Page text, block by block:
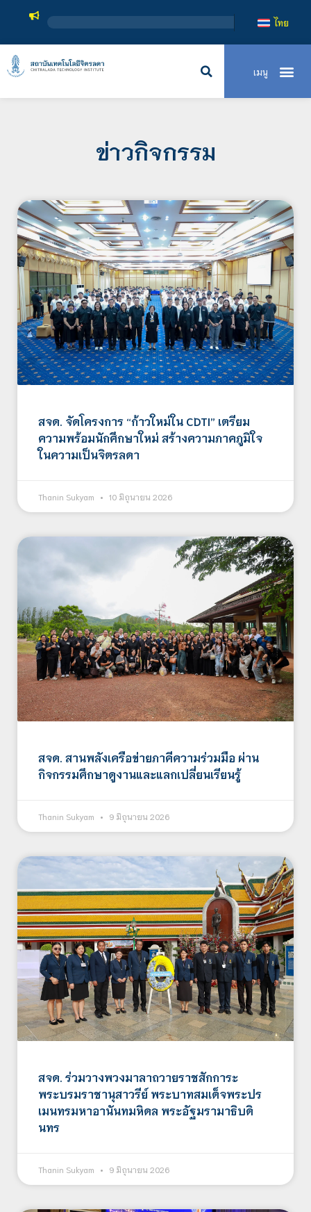
สถาบันเทคโนโ
ไทย
ข่าวกิจกรรม
สจด. จัดโครงการ “ก้าวใหม่ใน CDTI” เตรียม
ความพร้อมนักศึกษาใหม่ สร้างความภาคภูมิใจ
ในความเป็นจิตรลดา
Thanin Sukyam 10 มิถุนายน 2026
สจด. สานพลังเครือข่ายภาคีความร่วมมือ ผ่าน
กิจกรรมศึกษาดูงานและแลกเปลี่ยนเรียนรู้
Thanin Sukyam 9 มิถุนายน 2026
สจด. ร่วมวางพวงมาลาถวายราชสักการะ
พระบรมราชานุสาวรีย์ พระบาทสมเด็จพระปร
เมนทรมหาอานันทมหิดล พระอัฐมรามาธิบดิ
นทร
Thanin Sukyam 9 มิถุนายน 2026